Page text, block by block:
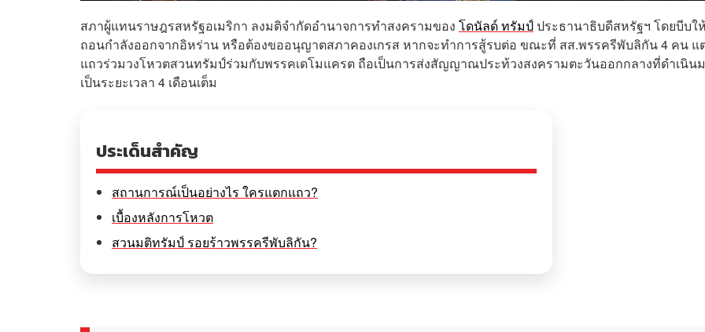
สภาผู้แทนราษฎรสหรัฐอเมริกา ลงมติจำกัดอำนาจการทำสงครามของ โดนัลด์ ทรัมป์ประธานาธิบดีสหรัฐฯ โดยบีบใ
ถอนกำลังออกจากอิหร่าน หรือต้องขออนุญาตสภาคองเกรส หากจะทำการสู้รบต่อ ขณะที่ สส.พรรครีพับลิกัน 4 คน แ
แถวร่วมวงโหวตสวนทรัมป์ร่วมกับพรรคเดโมแครต ถือเป็นการส่งสัญญาณประท้วงสงครามตะวันออกกลางที่ดำเนิน
เป็นระยะเวลา 4 เดือนเต็ม
ประเด็นสำคัญ
สถานการณ์เป็นอย่างไร ใครแตกแถว?
เบื้องหลังการโหวต
สวนมติทรัมป์ รอยร้าวพรรครีพับลิกัน?